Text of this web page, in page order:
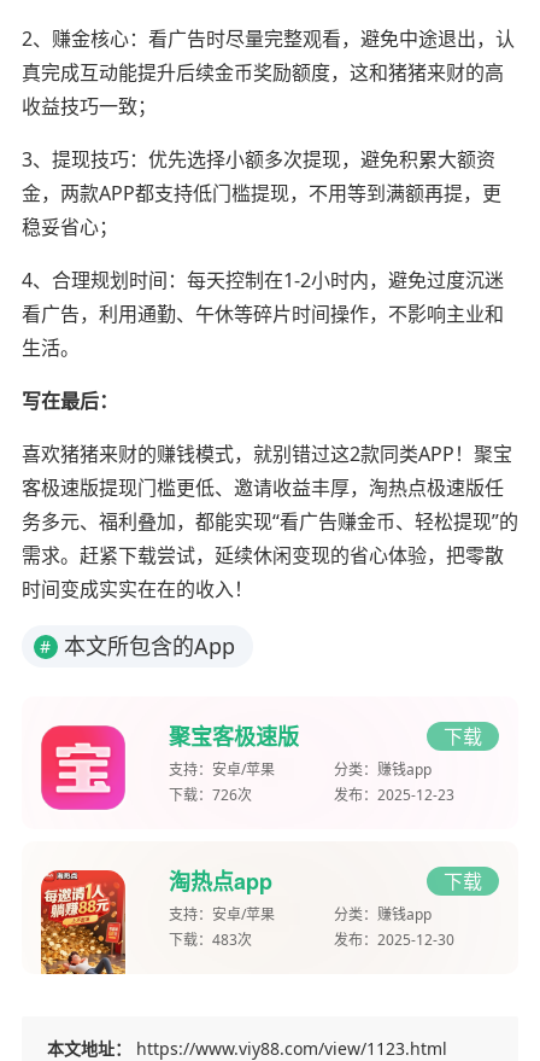
2、赚金核心：看广告时尽量完整观看，避免中途退出，认
真完成互动能提升后续金币奖励额度，这和猪猪来财的高
收益技巧一致；
3、提现技巧：优先选择小额多次提现，避免积累大额资
金，两款APP都支持低门槛提现，不用等到满额再提，更
稳妥省心；
4、合理规划时间：每天控制在1-2小时内，避免过度沉迷
看广告，利用通勤、午休等碎片时间操作，不影响主业和
生活。
写在最后：
喜欢猪猪来财的赚钱模式，就别错过这2款同类APP！聚宝
客极速版提现门槛更低、邀请收益丰厚，淘热点极速版任
务多元、福利叠加，都能实现“看广告赚金币、轻松提现”的
需求。赶紧下载尝试，延续休闲变现的省心体验，把零散
时间变成实实在在的收入！
# 本文所包含的App
聚宝客极速版 下载
支持： 安卓/苹果 分类： 赚钱app
下载： 726次 发布： 2025-12-23
淘热点app 下载
支持： 安卓/苹果 分类： 赚钱app
下载： 483次 发布： 2025-12-30
本文地址：
https://www.viy88.com/view/1123.html